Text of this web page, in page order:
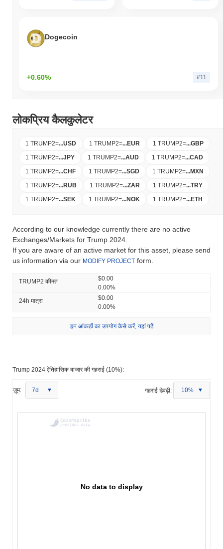
Dogecoin
+0.60% #11
लोकप्रिय कैलकुलेटर
1 TRUMP2=...USD 1 TRUMP2=...EUR 1 TRUMP2=...GBP
1 TRUMP2=...JPY 1 TRUMP2=...AUD 1 TRUMP2=...CAD
1 TRUMP2=...CHF 1 TRUMP2=...SGD 1 TRUMP2=...MXN
1 TRUMP2=...RUB 1 TRUMP2=...ZAR 1 TRUMP2=...TRY
1 TRUMP2=...SEK 1 TRUMP2=...NOK 1 TRUMP2=...ETH
According to our knowledge currently there are no active
Exchanges/Markets for Trump 2024.
If you are aware of an active market for this asset, please send
us information via our MODIFY PROJECT form.
TRUMP2 कीमत
$0.00
0.00%
24h मात्रा
$0.00
0.00%
इन आंकड़ों का उपयोग कैसे करें, यहां पढ़ें
Trump 2024 ऐतिहासिक बाजार की गहराई (10%):
ज़ूम: 7d गहराई डेवढ़ी: 10%
No data to display